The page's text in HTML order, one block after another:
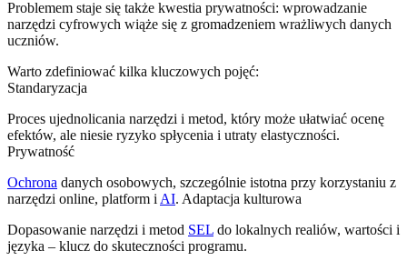
Problemem staje się także kwestia prywatności: wprowadzanie
narzędzi cyfrowych wiąże się z gromadzeniem wrażliwych danych
uczniów.
Warto zdefiniować kilka kluczowych pojęć:
Standaryzacja
Proces ujednolicania narzędzi i metod, który może ułatwiać ocenę
efektów, ale niesie ryzyko spłycenia i utraty elastyczności.
Prywatność
Ochrona danych osobowych, szczególnie istotna przy korzystaniu z
narzędzi online, platform i AI. Adaptacja kulturowa
Dopasowanie narzędzi i metod SEL do lokalnych realiów, wartości i
języka – klucz do skuteczności programu.